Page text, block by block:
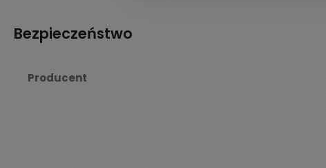
Bezpieczeństwo
Producent